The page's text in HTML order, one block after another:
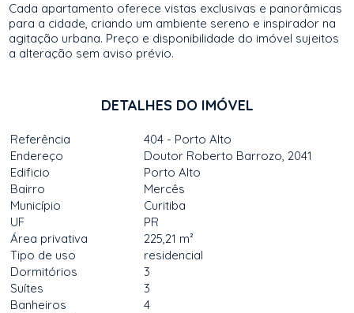
Cada apartamento oferece vistas exclusivas e panorâmicas
para a cidade, criando um ambiente sereno e inspirador na
agitação urbana. Preço e disponibilidade do imóvel sujeitos
a alteração sem aviso prévio.
DETALHES DO IMÓVEL
Referência
404 - Porto Alto
Endereço
Doutor Roberto Barrozo, 2041
Edificio
Porto Alto
Bairro
Mercês
Município
Curitiba
UF
PR
Área privativa
225,21 m²
Tipo de uso
residencial
Dormitórios
3
Suítes
3
Banheiros
4